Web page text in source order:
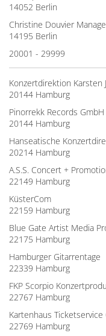
14052 Berlin
Christine Douvier
14195 Berlin
20001 - 29999
Konzertdirektion Karsten
20144 Hamburg
Pinorrekk Records GmbH
20144 Hamburg
Hanseatische
20214 Hamburg
A.S.S. Concert +
22149 Hamburg
KüsterCom
22159 Hamburg
Blue Gate Artist Media
22175 Hamburg
Hamburger Gitarrentage
22339 Hamburg
FKP Scorpio
22767 Hamburg
Kartenhaus Ticketservice
22769 Hamburg